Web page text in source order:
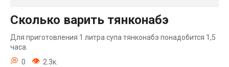
Сколько варить тянконабэ
Для приготовления 1 литра супа тянконабэ понадобится 1,5
часа.
0
2.3к.